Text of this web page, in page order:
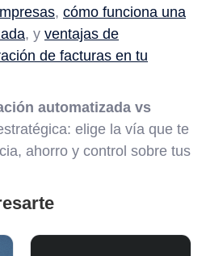
, cómo funciona una
, y ventajas de
de facturas en tu
automatizada vs
elige la vía que te
ahorro y control sobre tus